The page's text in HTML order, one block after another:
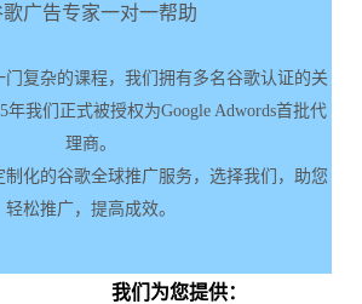
歌广告专家一对一帮助
复杂的课程，我们拥有多名谷歌认证的关
年我们正式被授权为Google Adwords首批代
理商。
制化的谷歌全球推广服务，选择我们，助您
轻松推广，提高成效。
我们为您提供：